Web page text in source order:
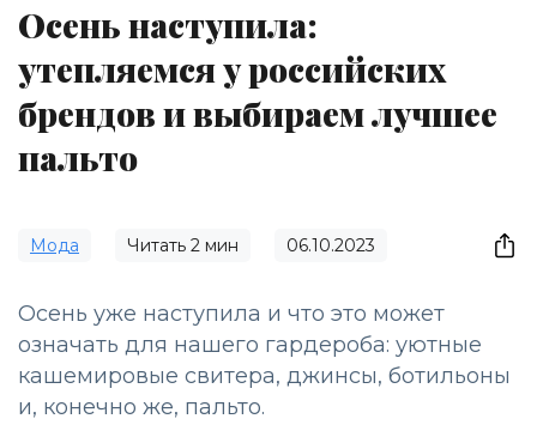
Осень наступила:
утепляемся у российских
брендов и выбираем лучшее
пальто
Мода Читать 2 мин 06.10.2023
Осень уже наступила и что это может
означать для нашего гардероба: уютные
кашемировые свитера, джинсы, ботильоны
и, конечно же, пальто.